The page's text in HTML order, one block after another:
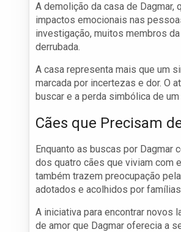
A demolição da casa de
impactos emocionais nas
investigação, muitos membros
derrubada.
A casa representa mais que um
marcada por incertezas e dor. O
buscar e a perda simbólica de
Cães que Precisam
Enquanto as buscas por
dos quatro cães que viviam com
também trazem preocupação
adotados e acolhidos por
A iniciativa para encontrar novos
de amor que Dagmar oferecia a